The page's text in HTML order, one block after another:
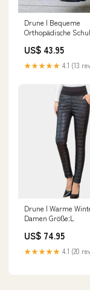
Drune | Bequeme
Orthopädische
US$ 43.95
★★★★★ 4.1 (13
Drune | Warme
Damen Größe:L
US$ 74.95
★★★★★ 4.1 (20